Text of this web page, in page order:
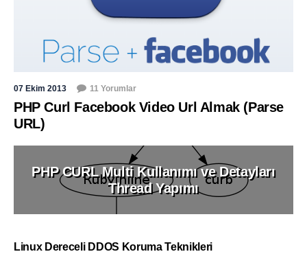
07 Ekim 2013 11 Yorumlar
PHP Curl Facebook Video Url Almak (Parse
URL)
PHP CURL Multi Kullanımı ve Detayları
Thread Yapımı
Linux Dereceli DDOS Koruma Teknikleri